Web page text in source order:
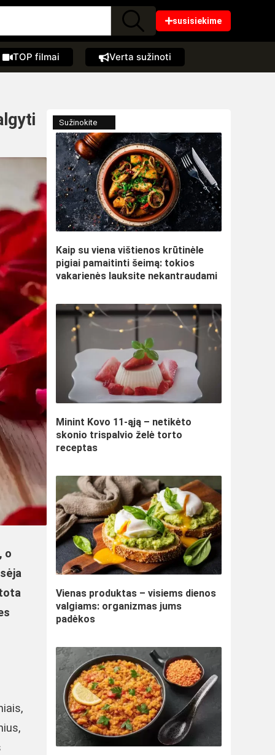
susisiekime
TOP filmai Verta sužinoti
o
Sužinokite
Kaip su viena vištienos krūtinėle
pigiai pamaitinti šeimą: tokios
vakarienės lauksite nekantraudami
Minint Kovo 11-ąją – netikėto
skonio trispalvio želė torto
receptas
Vienas produktas – visiems dienos
valgiams: organizmas jums
padėkos